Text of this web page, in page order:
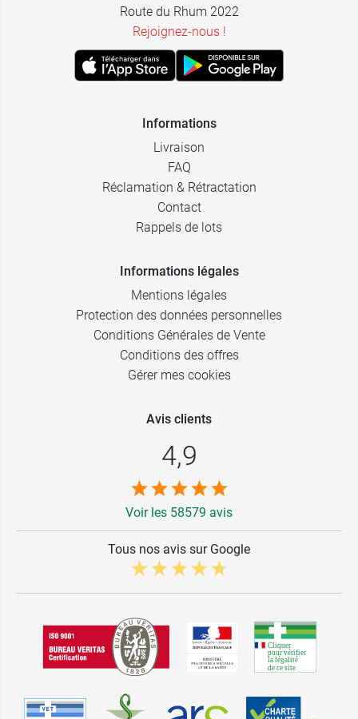
Route du Rhum 2022
Rejoignez-nous !
Informations
Livraison
FAQ
Réclamation & Rétractation
Contact
Rappels de lots
Informations légales
Mentions légales
Protection des données personnelles
Conditions Générales de Vente
Conditions des offres
Gérer mes cookies
Avis clients
4,9
Voir les 58579 avis
Tous nos avis sur Google